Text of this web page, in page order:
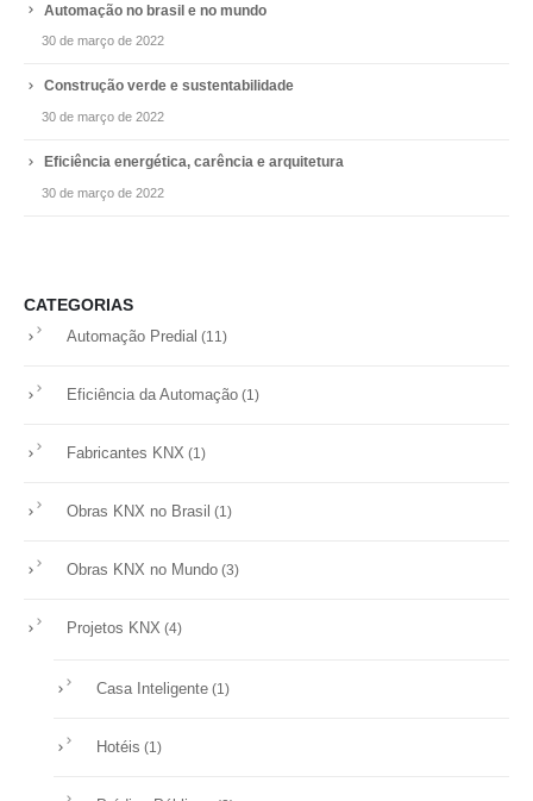
Automação no brasil e no mundo
30 de março de 2022
Construção verde e sustentabilidade
30 de março de 2022
Eficiência energética, carência e arquitetura
30 de março de 2022
CATEGORIAS
Automação Predial (11)
Eficiência da Automação (1)
Fabricantes KNX (1)
Obras KNX no Brasil (1)
Obras KNX no Mundo (3)
Projetos KNX (4)
Casa Inteligente (1)
Hotéis (1)